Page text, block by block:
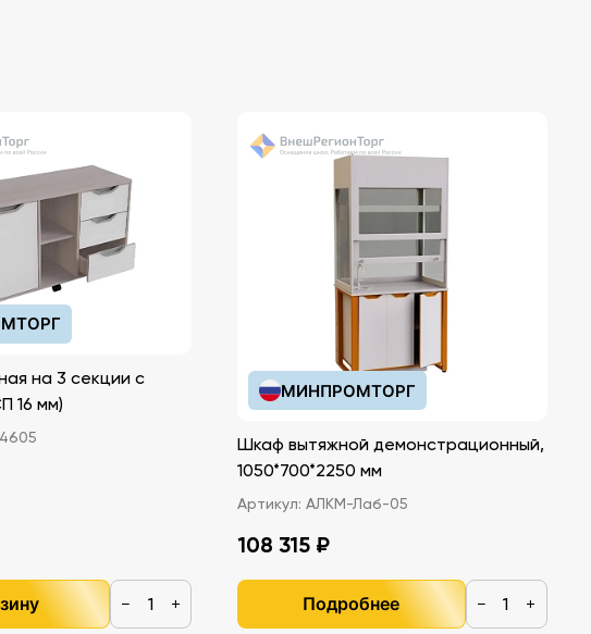
на 3 секции с
16 мм)
− +
МИНПРОМТОРГ
Шкаф вытяжной демонстрационный,
1050*700*2250 мм
Артикул: АЛКМ-Лаб-05
108 315 ₽
Подробнее − +